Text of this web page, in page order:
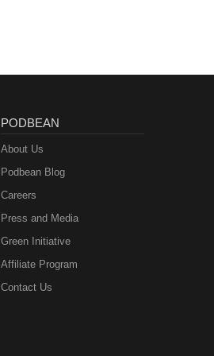
PODBEAN
About Us
Podbean Blog
Careers
Press and Media
Green Initiative
Affiliate Program
Contact Us